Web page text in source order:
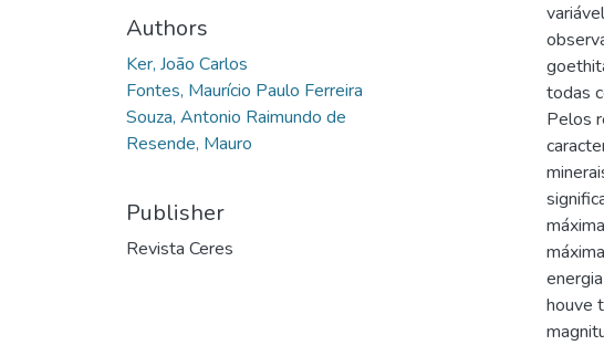
Authors
Ker, João Carlos
Fontes, Maurício Paulo Ferreira
Souza, Antonio Raimundo de
Resende, Mauro
Publisher
Revista Ceres
todas
Pelos
houve